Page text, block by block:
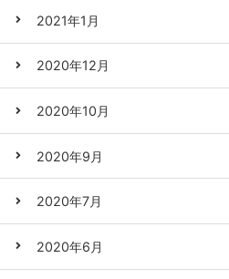
2021年1月
2020年12月
2020年10月
2020年9月
2020年7月
2020年6月